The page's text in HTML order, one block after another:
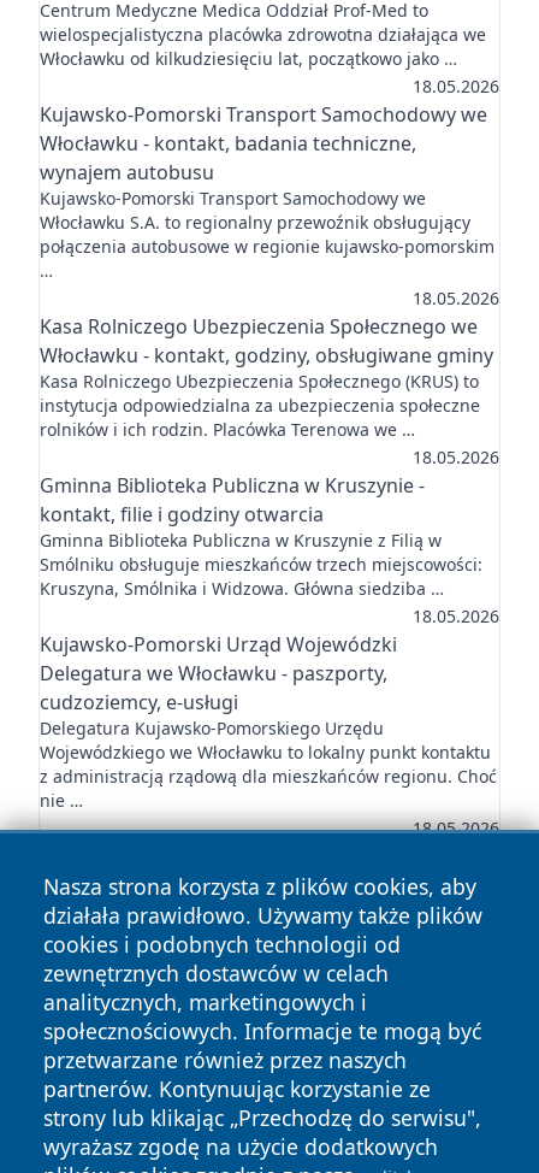
Centrum Medyczne Medica Oddział Prof-Med to
wielospecjalistyczna placówka zdrowotna działająca we
Włocławku od kilkudziesięciu lat, początkowo jako …
18.05.2026
Kujawsko-Pomorski Transport Samochodowy we
Włocławku - kontakt, badania techniczne,
wynajem autobusu
Kujawsko-Pomorski Transport Samochodowy we
Włocławku S.A. to regionalny przewoźnik obsługujący
połączenia autobusowe w regionie kujawsko-pomorskim
…
18.05.2026
Kasa Rolniczego Ubezpieczenia Społecznego we
Włocławku - kontakt, godziny, obsługiwane gminy
Kasa Rolniczego Ubezpieczenia Społecznego (KRUS) to
instytucja odpowiedzialna za ubezpieczenia społeczne
rolników i ich rodzin. Placówka Terenowa we …
18.05.2026
Gminna Biblioteka Publiczna w Kruszynie -
kontakt, filie i godziny otwarcia
Gminna Biblioteka Publiczna w Kruszynie z Filią w
Smólniku obsługuje mieszkańców trzech miejscowości:
Kruszyna, Smólnika i Widzowa. Główna siedziba …
18.05.2026
Kujawsko-Pomorski Urząd Wojewódzki
Delegatura we Włocławku - paszporty,
cudzoziemcy, e-usługi
Delegatura Kujawsko-Pomorskiego Urzędu
Wojewódzkiego we Włocławku to lokalny punkt kontaktu
z administracją rządową dla mieszkańców regionu. Choć
nie …
18.05.2026
Nasza strona korzysta z plików cookies, aby
działała prawidłowo. Używamy także plików
cookies i podobnych technologii od
zewnętrznych dostawców w celach
analitycznych, marketingowych i
społecznościowych. Informacje te mogą być
przetwarzane również przez naszych
partnerów. Kontynuując korzystanie ze
strony lub klikając „Przechodzę do serwisu",
wyrażasz zgodę na użycie dodatkowych
Copyright © 2026 mojwloclawek.pl Wszystkie prawa
zastrzeżone.
News Autorzy
Polityka
Prywatności
Polityka
Cookies